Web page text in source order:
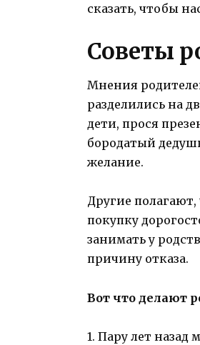
сказать, чтобы
Советы
Мнения
разделились на
дети, прося
бородатый
желание.
Другие
покупку
занимать у
причину отказа.
Вот что делают
1. Пару лет назад